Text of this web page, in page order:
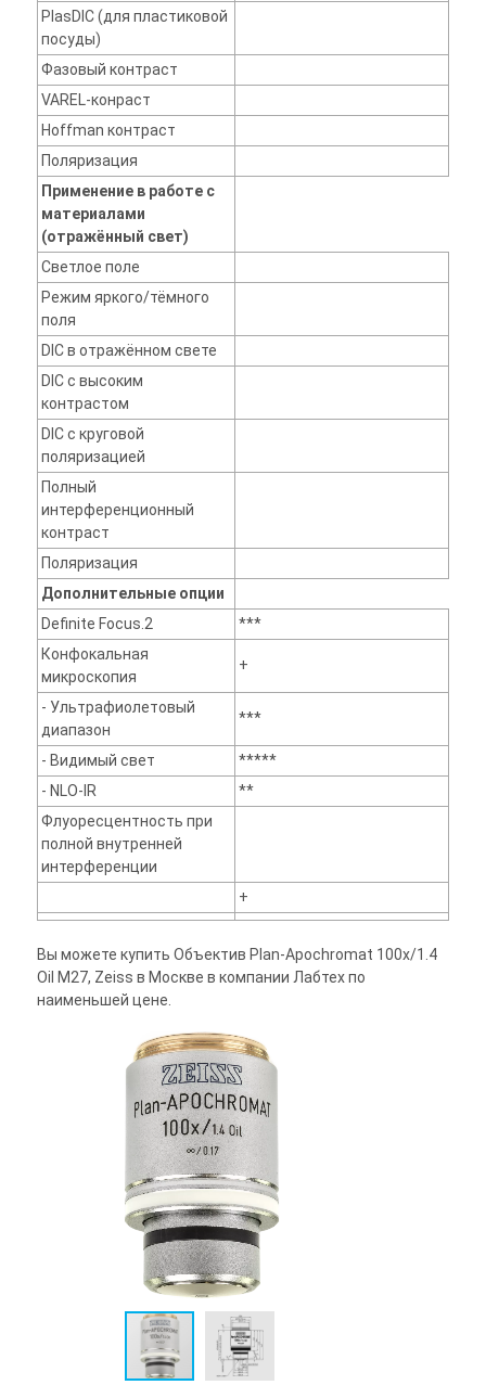
PlasDIC (для пластиковой
посуды)
Фазовый контраст
VAREL-конраст
Hoffman контраст
Поляризация
Применение в работе с
материалами
(отражённый свет)
Светлое поле
Режим яркого/тёмного
поля
DIC в отражённом свете
DIC с высоким
контрастом
DIC с круговой
поляризацией
Полный
интерференционный
контраст
Поляризация
Дополнительные опции
Definite Focus.2
***
Конфокальная
микроскопия
+
- Ультрафиолетовый
диапазон
***
- Видимый свет
*****
- NLO-IR
**
Флуоресцентность при
полной внутренней
интерференции
+
Вы можете купить Объектив Plan-Apochromat 100x/1.4
Oil M27, Zeiss в Москве в компании Лабтех по
наименьшей цене.